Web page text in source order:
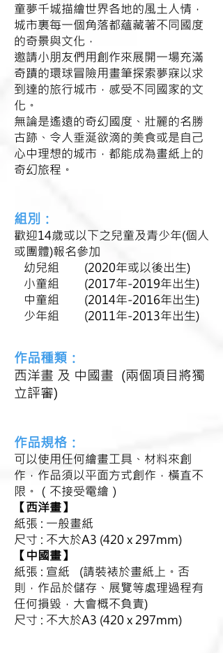
童夢千城描繪世界各地的風土人情，
城市裏每一個角落都蘊藏著不同國度
的奇景與文化，
邀請小朋友們用創作來展開一場充滿
奇蹟的環球冒險用畫筆探索夢寐以求
到達的旅行城市，感受不同國家的文
化。
無論是遙遠的奇幻國度、壯麗的名勝
古跡、令人垂涎欲滴的美食或是自己
心中理想的城市，都能成為畫紙上的
奇幻旅程。
組別：
歡迎14歲或以下之兒童及青少年(個人
或團體)報名參加
幼兒組 (2020年或以後出生)
小童組 (2017年-2019年出生)
中童組 (2014年-2016年出生)
少年組 (2011年-2013年出生)
作品種類：
西洋畫 及 中國畫 (兩個項目將獨
立評審)
作品規格：
可以使用任何繪畫工具、材料來創
作，作品須以平面方式創作，橫直不
限。（不接受電繪）
【西洋畫】
紙張 : 一般畫紙
尺寸 : 不大於A3 (420 x 297mm)
【中國畫】
紙張 : 宣紙 (請裝裱於畫紙上。否
則，作品於儲存、展覽等處理過程有
任何損毀，大會概不負責)
尺寸 : 不大於A3 (420 x 297mm)